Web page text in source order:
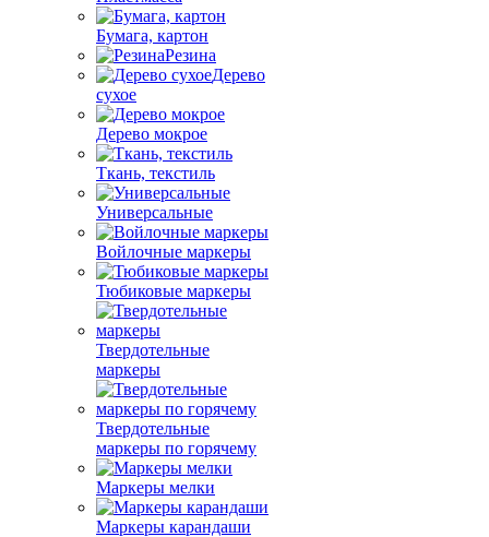
Бумага, картон
Резина
Дерево
сухое
Дерево мокрое
Ткань, текстиль
Универсальные
Войлочные маркеры
Тюбиковые маркеры
Твердотельные
маркеры
Твердотельные
маркеры по горячему
Маркеры мелки
Маркеры карандаши